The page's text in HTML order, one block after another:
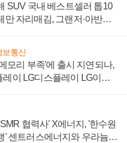
SUV 국내 베스트셀러 톱10
만 자리매김, 그랜저·아반떼
보통신
모리 부족'에 출시 지연되나,
레이 LG디스플레이 LG이노
협력사' X에너지, '한수원
' 센트러스에너지와 우라늄